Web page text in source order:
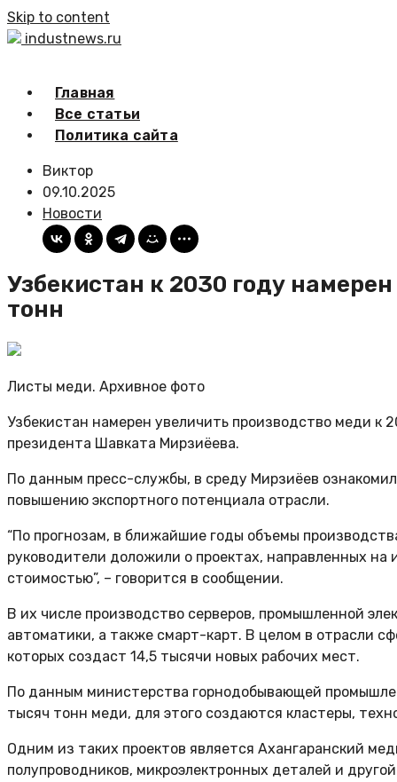
Skip to content
industnews.ru
Главная
Все статьи
Политика сайта
Виктор
09.10.2025
Новости
Узбекистан к 2030 году
тонн
Листы меди. Архивное фото
Узбекистан намерен увеличить производство меди к
президента Шавката Мирзиёева.
По данным пресс-службы, в среду Мирзиёев
повышению экспортного потенциала отрасли.
“По прогнозам, в ближайшие годы объемы
руководители доложили о проектах, направленных
стоимостью”, – говорится в сообщении.
В их числе производство серверов, промышленной
автоматики, а также смарт-карт. В целом в отрасли
которых создаст 14,5 тысячи новых рабочих мест.
По данным министерства горнодобывающей
тысяч тонн меди, для этого создаются кластеры,
Одним из таких проектов является Ахангаранский
полупроводников, микроэлектронных деталей и